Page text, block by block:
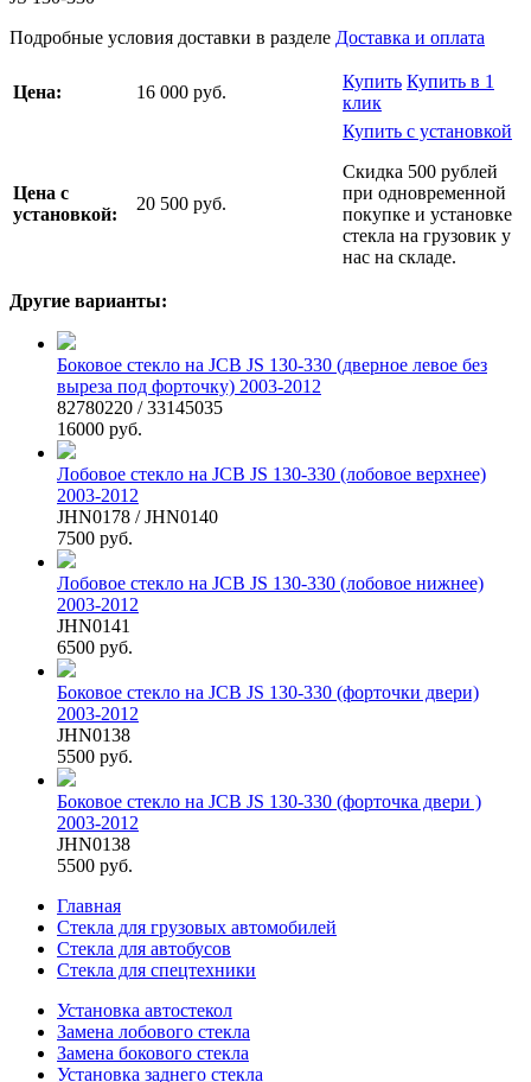
Подробные условия доставки в разделе Доставка и оплата
Цена: 16 000 руб.
Купить Купить в 1
клик
Цена с
установкой:
20 500 руб.
Купить с установкой
Скидка 500 рублей
при одновременной
покупке и установке
стекла на грузовик у
нас на складе.
Другие варианты:
Боковое стекло на JCB JS 130-330 (дверное левое без
выреза под форточку) 2003-2012
82780220 / 33145035
16000 руб.
Лобовое стекло на JCB JS 130-330 (лобовое верхнее)
2003-2012
JHN0178 / JHN0140
7500 руб.
Лобовое стекло на JCB JS 130-330 (лобовое нижнее)
2003-2012
JHN0141
6500 руб.
Боковое стекло на JCB JS 130-330 (форточки двери)
2003-2012
JHN0138
5500 руб.
Боковое стекло на JCB JS 130-330 (форточка двери )
2003-2012
JHN0138
5500 руб.
Главная
Стекла для грузовых автомобилей
Стекла для автобусов
Стекла для спецтехники
Установка автостекол
Замена лобового стекла
Замена бокового стекла
Установка заднего стекла